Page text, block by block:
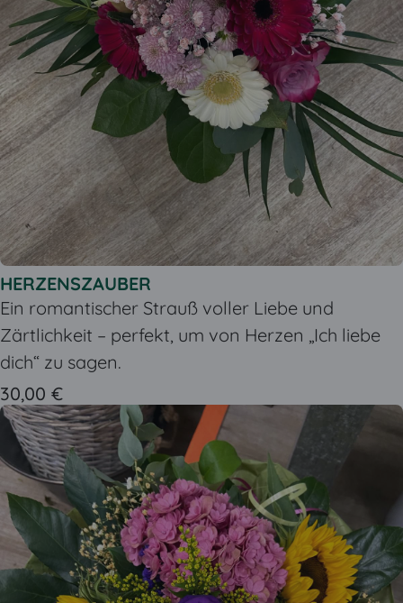
HERZENSZAUBER
Ein romantischer Strauß voller Liebe und
Zärtlichkeit – perfekt, um von Herzen „Ich liebe
dich“ zu sagen.
30,00 €